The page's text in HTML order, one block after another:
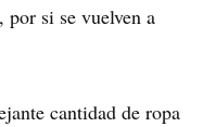
por si se vuelven a
cantidad de ropa